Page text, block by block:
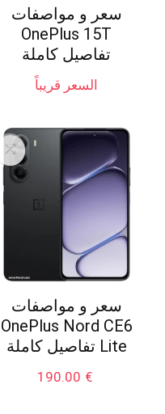
سعر و مواصفات
OnePlus 15T
تفاصيل كاملة
السعر قريباً
سعر و مواصفات
OnePlus Nord CE6
Lite تفاصيل كاملة
€
190.00